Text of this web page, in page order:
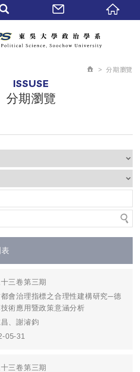
分期瀏覽
ISSUSE
分期瀏覽
三卷第三期
會治理指標之合理性建構研究─德
術應用暨政策意涵分析
、謝濬鈞
05-31
三卷第三期